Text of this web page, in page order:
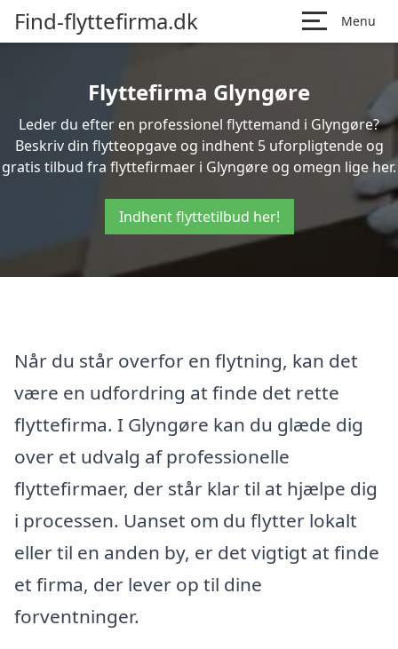
Find-flyttefirma.dk Menu
Flyttefirma Glyngøre
Leder du efter en professionel flyttemand i Glyngøre?
Beskriv din flytteopgave og indhent 5 uforpligtende og
gratis tilbud fra flyttefirmaer i Glyngøre og omegn lige her.
Indhent flyttetilbud her!
Når du står overfor en flytning, kan det
være en udfordring at finde det rette
flyttefirma. I Glyngøre kan du glæde dig
over et udvalg af professionelle
flyttefirmaer, der står klar til at hjælpe dig
i processen. Uanset om du flytter lokalt
eller til en anden by, er det vigtigt at finde
et firma, der lever op til dine
forventninger.